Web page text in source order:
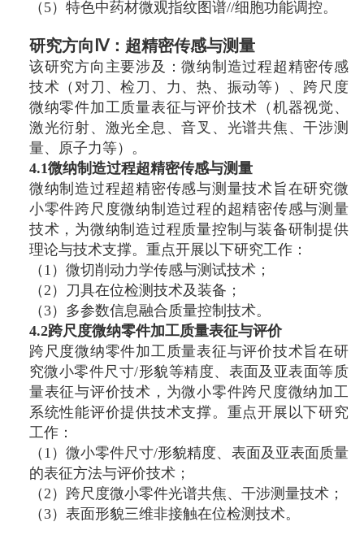
（5）特色中药材微观指纹图谱//细胞功能调控。
研究方向Ⅳ：超精密传感与测量
该研究方向主要涉及：微纳制造过程超精密传感
技术（对刀、检刀、力、热、振动等）、跨尺度
微纳零件加工质量表征与评价技术（机器视觉、
激光衍射、激光全息、音叉、光谱共焦、干涉测
量、原子力等）。
4.1微纳制造过程超精密传感与测量
微纳制造过程超精密传感与测量技术旨在研究微
小零件跨尺度微纳制造过程的超精密传感与测量
技术，为微纳制造过程质量控制与装备研制提供
理论与技术支撑。重点开展以下研究工作：
（1）微切削动力学传感与测试技术；
（2）刀具在位检测技术及装备；
（3）多参数信息融合质量控制技术。
4.2跨尺度微纳零件加工质量表征与评价
跨尺度微纳零件加工质量表征与评价技术旨在研
究微小零件尺寸/形貌等精度、表面及亚表面等质
量表征与评价技术，为微小零件跨尺度微纳加工
系统性能评价提供技术支撑。重点开展以下研究
工作：
（1）微小零件尺寸/形貌精度、表面及亚表面质量
的表征方法与评价技术；
（2）跨尺度微小零件光谱共焦、干涉测量技术；
（3）表面形貌三维非接触在位检测技术。